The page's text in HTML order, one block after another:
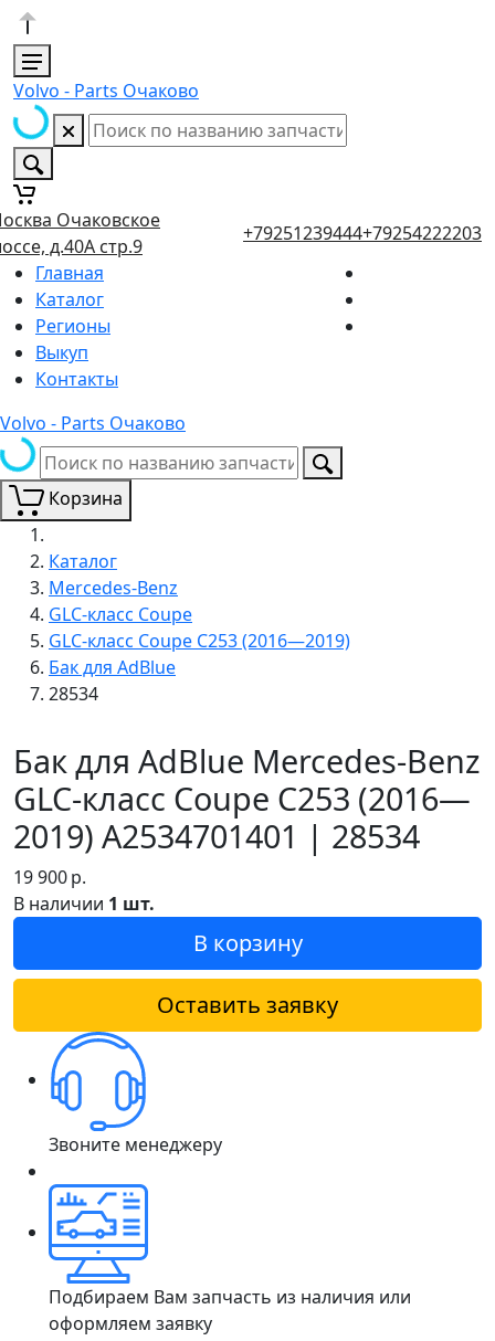
Volvo - Parts Очаково
Очаковское
д.40А стр.9
+79251239444+79254222203
Главная
Каталог
Регионы
Выкуп
Контакты
Volvo - Parts Очаково
Корзина
Каталог
Mercedes-Benz
GLC-класс Coupe
GLC-класс Coupe C253 (2016—2019)
Бак для AdBlue
28534
Бак для AdBlue Mercedes-Benz
GLC-класс Coupe C253 (2016—
2019) A2534701401 | 28534
19 900р.
В наличии 1 шт.
В корзину
Оставить заявку
Звоните менеджеру
Подбираем Вам запчасть из наличия или
оформляем заявку